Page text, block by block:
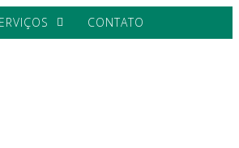
CONTATO